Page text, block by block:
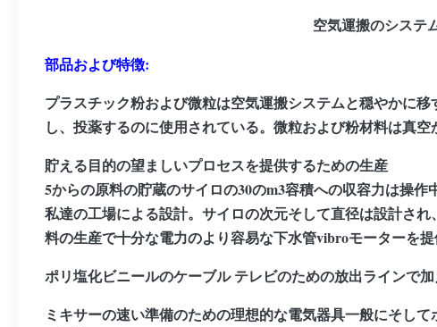
空気運搬のシステ
部品および特徴:
プラスチック粉および微粒は空気運搬システムと穏やかに
し、投薬するのに使用されている。微粒および粉材料は真
貯える目的の望ましいプロセスを提供するための生産
5からの原料の貯蔵のサイロの30のm3容積への収容力は操
私達の工場による設計。サイロの次元そして直径は設計さ
料の生産で十分な電力のより容易な下水管vibroモーターを提
ポリ塩化ビニールのケーブル テレビのための放出ラインで
ミキサーの速い準備のための理想的な電気器具一般にそし